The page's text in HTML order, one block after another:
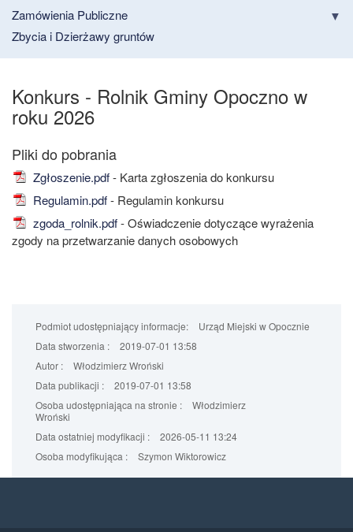
Zamówienia Publiczne
Zbycia i Dzierżawy gruntów
Konkurs - Rolnik Gminy Opoczno w
roku 2026
Zgłoszenie.pdf- Karta zgłoszenia do konkursu
Regulamin.pdf- Regulamin konkursu
zgoda_rolnik.pdf- Oświadczenie dotyczące wyrażenia
zgody na przetwarzanie danych osobowych
Podmiot udostępniający informacje:
Urząd Miejski w Opocznie
Data stworzenia :
2019-07-01 13:58
Autor :
Włodzimierz Wroński
Data publikacji :
2019-07-01 13:58
Osoba udostępniająca na stronie :
Włodzimierz
Wroński
Data ostatniej modyfikacji :
2026-05-11 13:24
Osoba modyfikująca :
Szymon Wiktorowicz